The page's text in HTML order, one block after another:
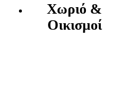
Χωριό &
Οικισμοί